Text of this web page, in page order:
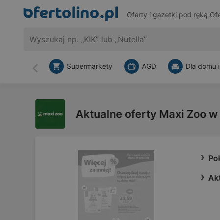
Oferty i gazetki pod ręką
Wstecz
Supermarkety AGD Dla domu
Aktualne oferty Maxi Zoo